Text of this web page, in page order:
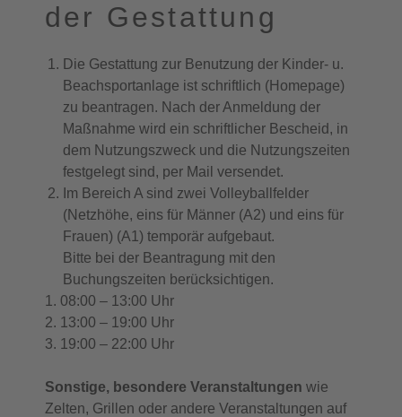
der Gestattung
Die Gestattung zur Benutzung der Kinder- u.
Beachsportanlage ist schriftlich (Homepage)
zu beantragen. Nach der Anmeldung der
Maßnahme wird ein schriftlicher Bescheid, in
dem Nutzungszweck und die Nutzungszeiten
festgelegt sind, per Mail versendet.
Im Bereich A sind zwei Volleyballfelder
(Netzhöhe, eins für Männer (A2) und eins für
Frauen) (A1) temporär aufgebaut.
Bitte bei der Beantragung mit den
Buchungszeiten berücksichtigen.
1. 08:00 – 13:00 Uhr
2. 13:00 – 19:00 Uhr
3. 19:00 – 22:00 Uhr
Sonstige, besondere Veranstaltungen wie
Zelten, Grillen oder andere Veranstaltungen auf